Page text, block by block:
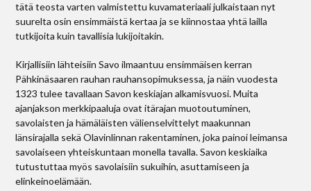
tätä teosta varten valmistettu kuvamateriaali julkaistaan nyt
suurelta osin ensimmäistä kertaa ja se kiinnostaa yhtä lailla
tutkijoita kuin tavallisia lukijoitakin.
Kirjallisiin lähteisiin Savo ilmaantuu ensimmäisen kerran
Pähkinäsaaren rauhan rauhansopimuksessa, ja näin vuodesta
1323 tulee tavallaan Savon keskiajan alkamisvuosi. Muita
ajanjakson merkkipaaluja ovat itärajan muotoutuminen,
savolaisten ja hämäläisten välienselvittelyt maakunnan
länsirajalla sekä Olavinlinnan rakentaminen, joka painoi leimansa
savolaiseen yhteiskuntaan monella tavalla. Savon keskiaika
tutustuttaa myös savolaisiin sukuihin, asuttamiseen ja
elinkeinoelämään.